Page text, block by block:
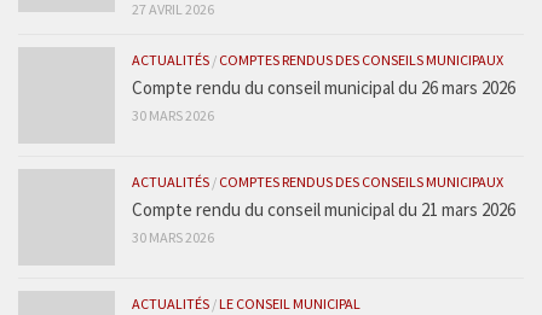
27 AVRIL 2026
ACTUALITÉS / COMPTES RENDUS DES CONSEILS MUNICIPAUX
Compte rendu du conseil municipal du 26 mars 2026
30 MARS 2026
ACTUALITÉS / COMPTES RENDUS DES CONSEILS MUNICIPAUX
Compte rendu du conseil municipal du 21 mars 2026
30 MARS 2026
ACTUALITÉS /LE CONSEIL MUNICIPAL